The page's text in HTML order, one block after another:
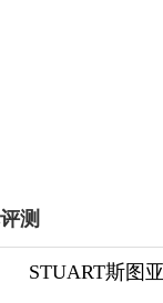
测
STUART斯图